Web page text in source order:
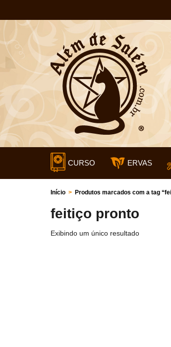
CURSO ERVAS
Início > Produtos marcados com a tag
feitiço pronto
Exibindo um único resultado